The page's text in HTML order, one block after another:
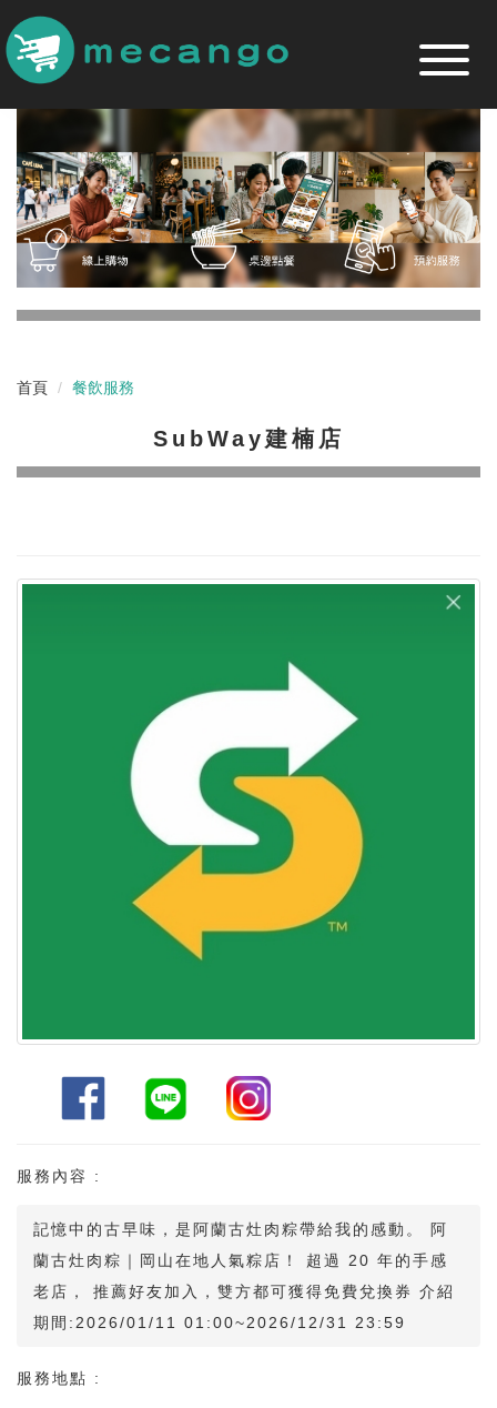
到
主
要
內
區
首頁 餐飲服務
SubWay建楠店
服務內容 :
記憶中的古早味，是阿蘭古灶肉粽帶給我的感動。 阿
蘭古灶肉粽｜岡山在地人氣粽店！ 超過 20 年的手感
老店， 推薦好友加入，雙方都可獲得免費兌換券 介紹
期間:2026/01/11 01:00~2026/12/31 23:59
服務地點 :